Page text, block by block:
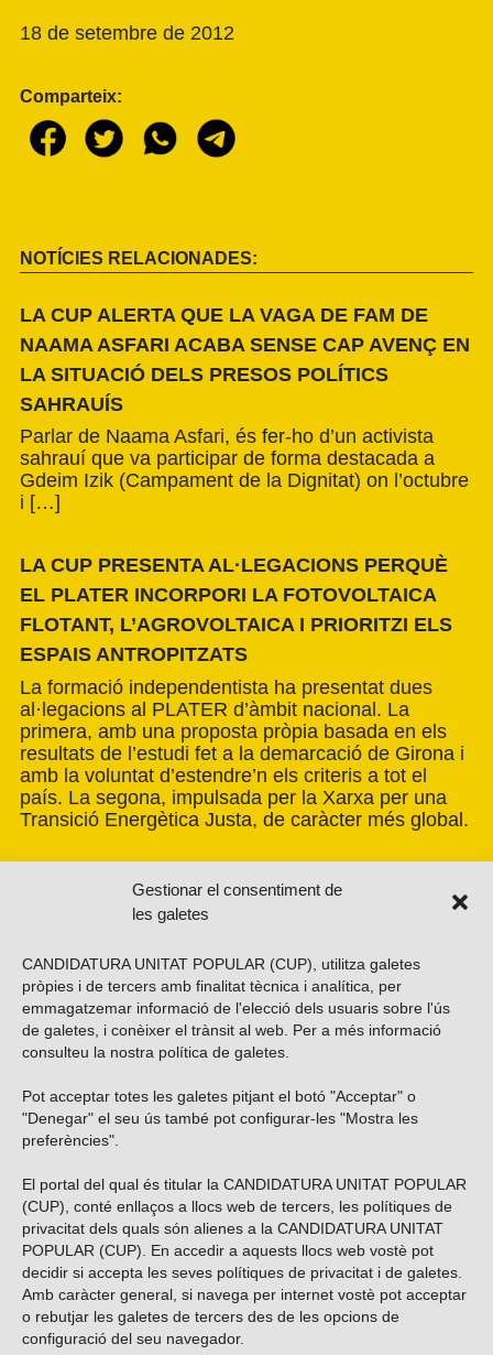
Gestionar el consentiment de
les galetes
CANDIDATURA UNITAT POPULAR (CUP), utilitza galetes
pròpies i de tercers amb finalitat tècnica i analítica, per
emmagatzemar informació de l'elecció dels usuaris sobre l'ús
de galetes, i conèixer el trànsit al web. Per a més informació
consulteu la nostra política de galetes
Pot acceptar totes les galetes pitjant el botó "Acceptar" o
"Denegar" el seu ús també pot configurar-les "Mostra les
preferències".
El portal del qual és titular la CANDIDATURA UNITAT POPULAR
(CUP), conté enllaços a llocs web de tercers, les polítiques de
privacitat dels quals són alienes a la CANDIDATURA UNITAT
POPULAR (CUP). En accedir a aquests llocs web vostè pot
decidir si accepta les seves polítiques de privacitat i de galetes.
Amb caràcter general, si navega per internet vostè pot acceptar
o rebutjar les galetes de tercers des de les opcions de
configuració del seu navegador.
18 de setembre de 2012
Comparteix:
NOTÍCIES RELACIONADES:
LA CUP ALERTA QUE LA VAGA DE FAM DE
NAAMA ASFARI ACABA SENSE CAP AVENÇ EN
LA SITUACIÓ DELS PRESOS POLÍTICS
SAHRAUÍS
Parlar de Naama Asfari, és fer-ho d’un activista
sahrauí que va participar de forma destacada a
Gdeim Izik (Campament de la Dignitat) on l’octubre
i […]
LA CUP PRESENTA AL·LEGACIONS PERQUÈ
EL PLATER INCORPORI LA FOTOVOLTAICA
FLOTANT, L’AGROVOLTAICA I PRIORITZI ELS
ESPAIS ANTROPITZATS
La formació independentista ha presentat dues
al·legacions al PLATER d’àmbit nacional. La
primera, amb una proposta pròpia basada en els
resultats de l’estudi fet a la demarcació de Girona i
amb la voluntat d’estendre’n els criteris a tot el
país. La segona, impulsada per la Xarxa per una
Transició Energètica Justa, de caràcter més global.
Vols subscriure’t al nostre butlletí?
ENVIAR
Troba’ns a les xarxes socials